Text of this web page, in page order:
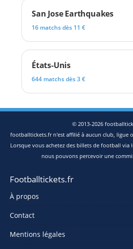
San Jose Earthquakes
16 matchs dès 11 €
États-Unis
644 matchs dès 3 €
© 2013-2026
footballtickets.fr n'est affilié à aucun club, ligue
Lorsque vous achetez des billets de football via
nous pouvons percevoir une
Footballtickets.fr
À propos
Contact
Mentions légales